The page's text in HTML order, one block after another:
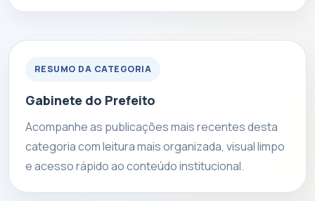
RESUMO DA CATEGORIA
Gabinete do Prefeito
Acompanhe as publicações mais recentes desta
categoria com leitura mais organizada, visual limpo
e acesso rápido ao conteúdo institucional.